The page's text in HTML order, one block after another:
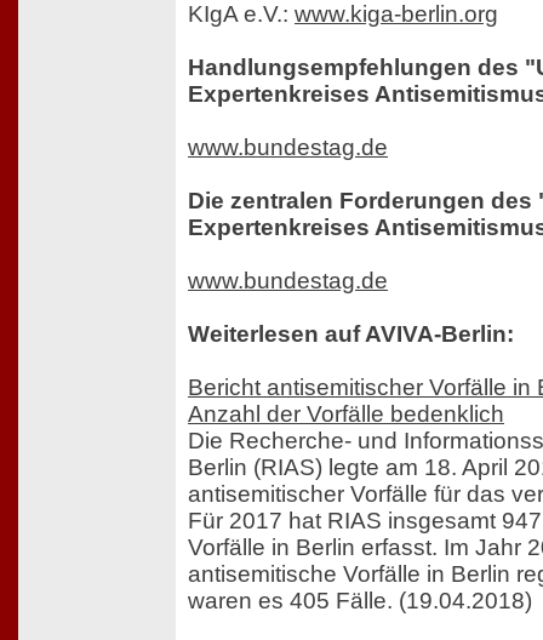
KIgA e.V.: www.kiga-berlin.org
Handlungsempfehlungen des
Expertenkreises
www.bundestag.de
Die zentralen Forderungen
Expertenkreises
www.bundestag.de
Weiterlesen auf AVIVA-Berlin:
Bericht antisemitischer Vorfälle in
Anzahl der Vorfälle bedenklich
Die Recherche- und
Berlin (RIAS) legte am 18. April
antisemitischer Vorfälle für das
Für 2017 hat RIAS insgesamt
Vorfälle in Berlin erfasst. Im Jahr
antisemitische Vorfälle in Berlin
waren es 405 Fälle. (19.04.2018)